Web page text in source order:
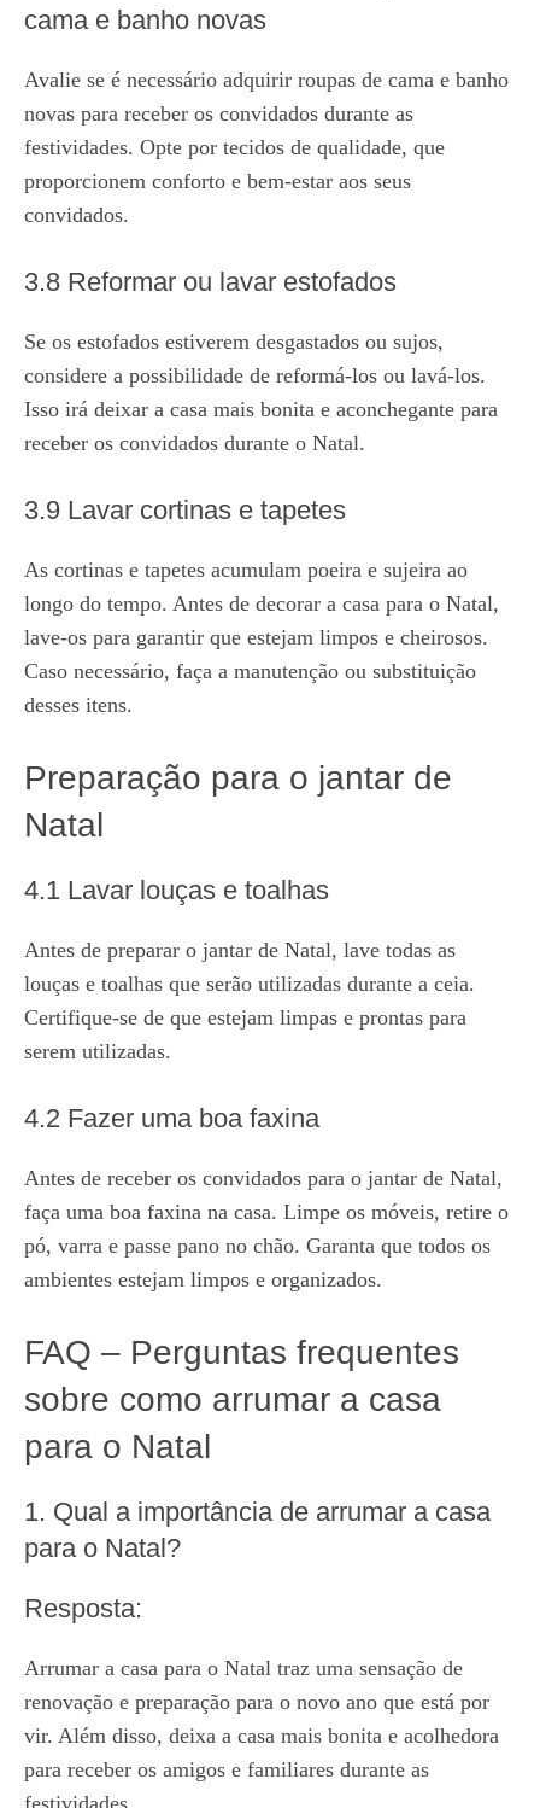
cama e banho novas
Avalie se é necessário adquirir roupas de cama e banho
novas para receber os convidados durante as
festividades. Opte por tecidos de qualidade, que
proporcionem conforto e bem-estar aos seus
convidados.
3.8 Reformar ou lavar estofados
Se os estofados estiverem desgastados ou sujos,
considere a possibilidade de reformá-los ou lavá-los.
Isso irá deixar a casa mais bonita e aconchegante para
receber os convidados durante o Natal.
3.9 Lavar cortinas e tapetes
As cortinas e tapetes acumulam poeira e sujeira ao
longo do tempo. Antes de decorar a casa para o Natal,
lave-os para garantir que estejam limpos e cheirosos.
Caso necessário, faça a manutenção ou substituição
desses itens.
Preparação para o jantar de
Natal
4.1 Lavar louças e toalhas
Antes de preparar o jantar de Natal, lave todas as
louças e toalhas que serão utilizadas durante a ceia.
Certifique-se de que estejam limpas e prontas para
serem utilizadas.
4.2 Fazer uma boa faxina
Antes de receber os convidados para o jantar de Natal,
faça uma boa faxina na casa. Limpe os móveis, retire o
pó, varra e passe pano no chão. Garanta que todos os
ambientes estejam limpos e organizados.
FAQ – Perguntas frequentes
sobre como arrumar a casa
para o Natal
1. Qual a importância de arrumar a casa
para o Natal?
Resposta:
Arrumar a casa para o Natal traz uma sensação de
renovação e preparação para o novo ano que está por
vir. Além disso, deixa a casa mais bonita e acolhedora
para receber os amigos e familiares durante as
festividades.